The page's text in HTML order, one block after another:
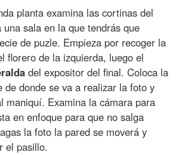
planta examina las cortinas del
sala en la que tendrás que
de puzle. Empieza por recoger la
florero de la izquierda, luego el
del expositor del final. Coloca la
de donde se va a realizar la foto y
maniquí. Examina la cámara para
en enfoque para que no salga
la foto la pared se moverá y
el pasillo.